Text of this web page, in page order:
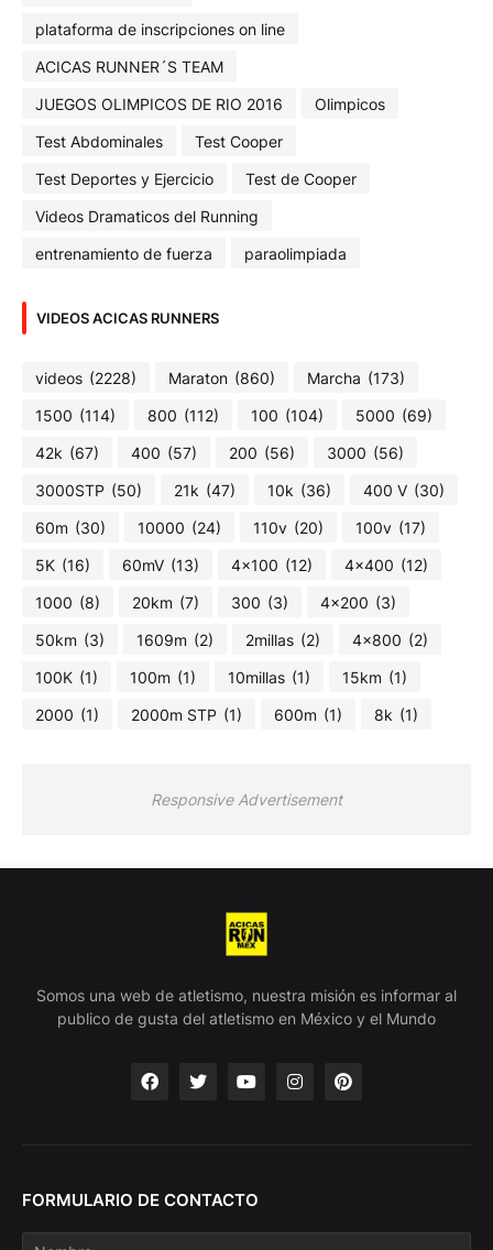
plataforma de inscripciones on line
ACICAS RUNNER´S TEAM
JUEGOS OLIMPICOS DE RIO 2016
Olimpicos
Test Abdominales
Test Cooper
Test Deportes y Ejercicio
Test de Cooper
Videos Dramaticos del Running
entrenamiento de fuerza
paraolimpiada
VIDEOS ACICAS RUNNERS
videos (2228) Maraton (860) Marcha (173)
1500 (114) 800 (112) 100 (104) 5000 (69)
42k (67) 400 (57) 200 (56) 3000 (56)
3000STP (50) 21k (47) 10k (36) 400 V (30)
60m (30) 10000 (24) 110v (20) 100v (17)
5K (16) 60mV (13) 4x100 (12) 4x400 (12)
1000 (8) 20km (7) 300 (3) 4x200 (3)
50km (3) 1609m (2) 2millas (2) 4x800 (2)
100K (1) 100m (1) 10millas (1) 15km (1)
2000 (1) 2000m STP (1) 600m (1) 8k (1)
Responsive Advertisement
Somos una web de atletismo, nuestra misión es informar al
publico de gusta del atletismo en México y el Mundo
FORMULARIO DE CONTACTO